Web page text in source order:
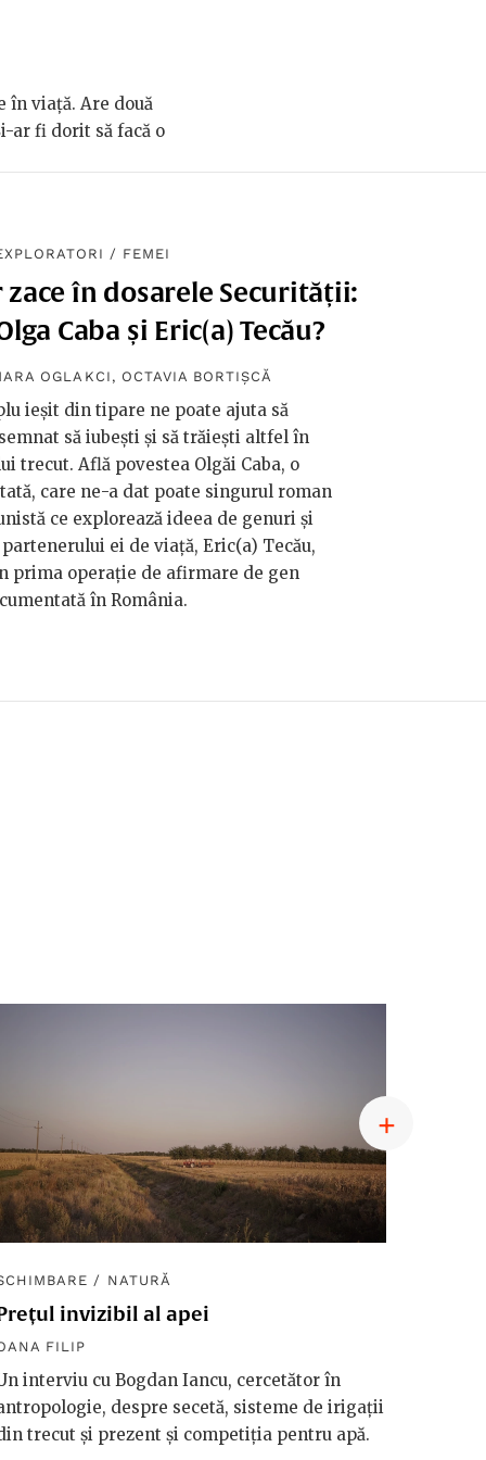
în viață. Are două
ar fi dorit să facă o
/ FEMEI
în dosarele Securității:
Caba și Eric(a) Tecău?
OGLAKCI , OCTAVIA BORTIȘCĂ
ieșit din tipare ne poate ajuta să
să iubești și să trăiești altfel în
trecut. Află povestea Olgăi Caba, o
care ne-a dat poate singurul roman
ce explorează ideea de genuri și
ei de viață, Eric(a) Tecău,
prima operație de afirmare de gen
în România.
/ NATURĂ
invizibil al apei
FILIP
interviu cu Bogdan Iancu, cercetător în
despre secetă, sisteme de irigații
trecut și prezent și competiția pentru apă.